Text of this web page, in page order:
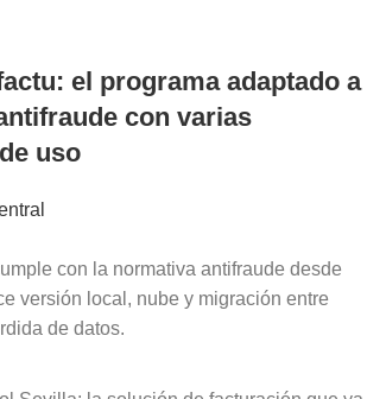
el programa adaptado a
con varias
uso
con la normativa antifraude desde
versión local, nube y migración entre
de datos.